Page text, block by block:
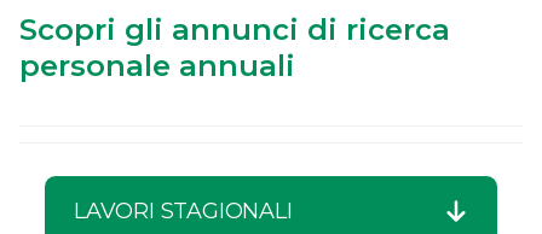
Scopri gli annunci di ricerca
personale annuali
LAVORI STAGIONALI